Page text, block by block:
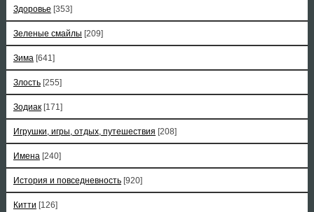
Здоровье [353]
Зеленые смайлы [209]
Зима [641]
Злость [255]
Зодиак [171]
Игрушки, игры, отдых, путешествия [208]
Имена [240]
История и повседневность [920]
Китти [126]